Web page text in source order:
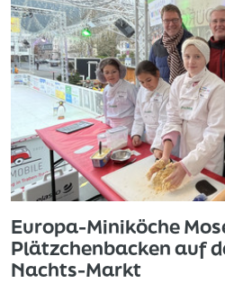
Europa-Miniköche
Plätzchenbacken auf
Nachts-Markt